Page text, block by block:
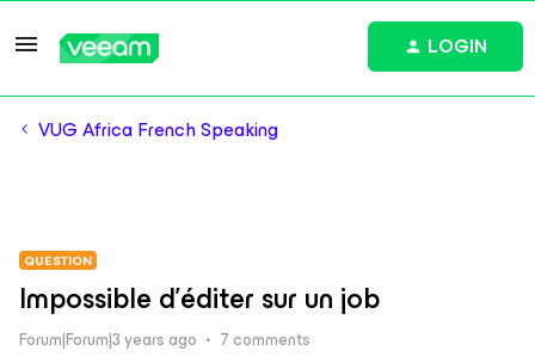
LOGIN
VUG Africa French Speaking
QUESTION
Impossible d'éditer sur un job
Forum|Forum|3 years ago 7 comments